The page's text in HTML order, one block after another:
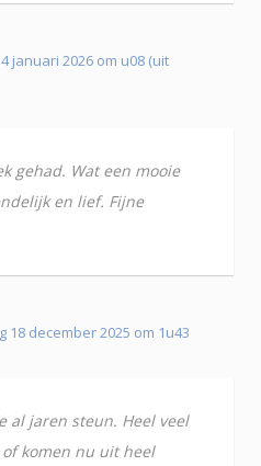
januari 2026 om u08 (uit
gehad. Wat een mooie
en lief. Fijne
18 december 2025 om 1u43
al jaren steun. Heel veel
komen nu uit heel